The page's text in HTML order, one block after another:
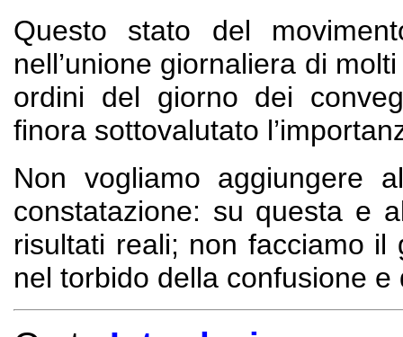
Questo stato del
nell’unione giornaliera di
ordini del giorno dei
finora sottovalutato
Non vogliamo aggiungere
constatazione: su questa e
risultati reali; non facciamo
nel torbido della confusione e